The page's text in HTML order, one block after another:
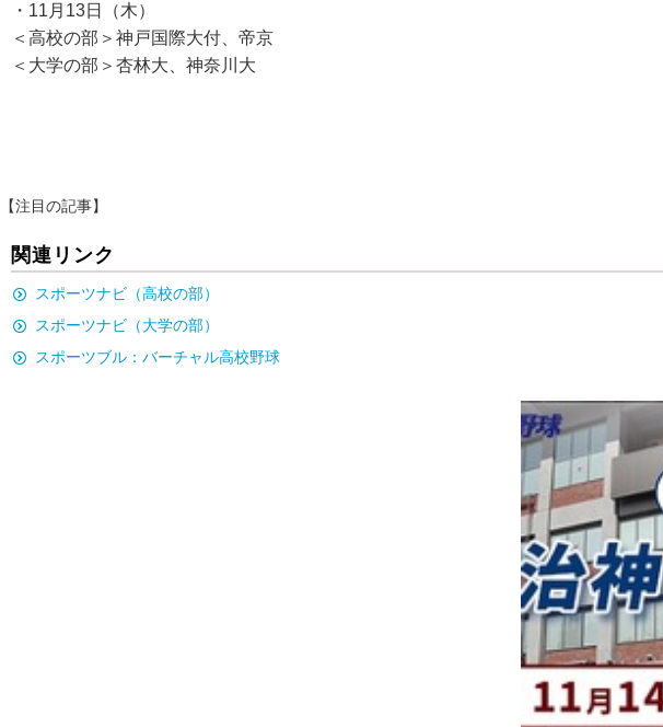
・11月13日（木）
＜高校の部＞神戸国際大付、帝京
＜大学の部＞杏林大、神奈川大
【注目の記事】
関連リンク
スポーツナビ（高校の部）
スポーツナビ（大学の部）
スポーツブル：バーチャル高校野球